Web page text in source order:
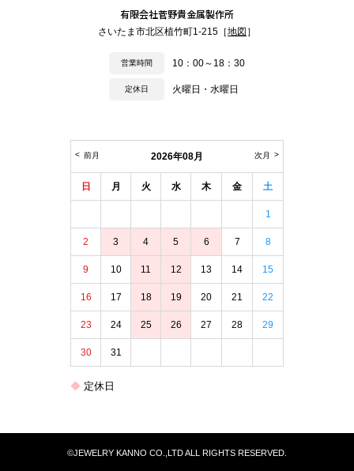
有限会社菅野貴金属製作所
さいたま市北区植竹町1-215［地図 ］
営業時間 10：00～18：30
定休日 火曜日・水曜日
2026年08月
前月 次月
日 月 火 水 木 金 土
1
2 3 4 5 6 7 8
9 10 11 12 13 14 15
16 17 18 19 20 21 22
23 24 25 26 27 28 29
30 31
定休日
©JEWELRY KANNO CO.,LTD ALL RIGHTS RESERVED.